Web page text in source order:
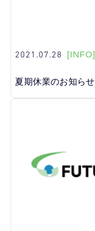
2021.07.28 [INFO]
夏期休業のお知らせ